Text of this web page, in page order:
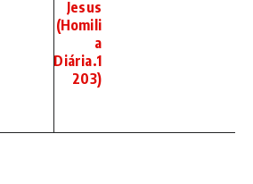
Jesus
(Homili
a
Diária.1
203)